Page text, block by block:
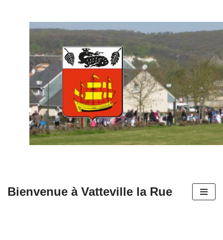
contenu
Bienvenue à Vatteville la Rue